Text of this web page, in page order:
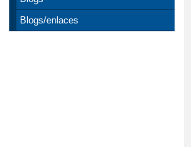
Blogs/enlaces